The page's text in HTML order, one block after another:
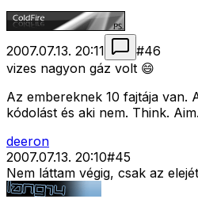
2007.07.13. 20:11 #46
vizes nagyon gáz volt 😄
Az embereknek 10 fajtája van.
kódolást és aki nem. Think.
deeron
2007.07.13. 20:10#45
Nem láttam végig, csak az